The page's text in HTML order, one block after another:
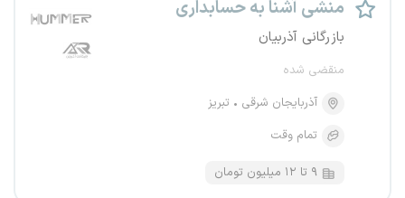
منشی آشنا به حسابداری
بازرگانی آذربیان
منقضی شده
آذربایجان شرقی
تبریز
تمام وقت
۹ تا ۱۲ میلیون تومان